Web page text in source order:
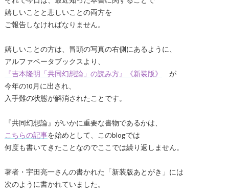
嬉しいことと悲しいことの両方を
ご報告しなければなりません。
嬉しいことの方は、冒頭の写真の右側にあるように、
アルファベータブックスより、
『吉本隆明「共同幻想論」の読み方』《新装版》
が
今年の10月に出され、
入手難の状態が解消されたことです。
『共同幻想論』がいかに重要な書物であるかは、
こちらの記事を始めとして、このblogでは
何度も書いてきたことなのでここでは繰り返しません。
著者・宇田亮一さんの書かれた「新装版あとがき」には
次のように書かれていました。